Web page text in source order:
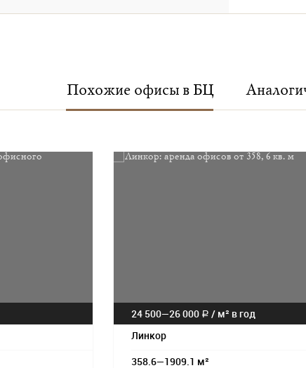
Похожие офисы в БЦ
24 500—26 000 a / м² в год
Линкор
358.6—1909.1 м²